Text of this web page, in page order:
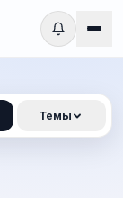
Темы